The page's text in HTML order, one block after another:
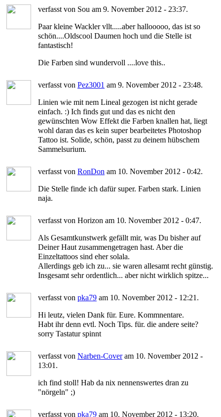
verfasst von Sou am 9. November 2012 - 23:37.
Paar kleine Wackler vllt.....aber hallooooo, das ist so
schön....Oldscool Daumen hoch und die Stelle ist
fantastisch!
Die Farben sind wundervoll ....love this..
verfasst von Pez3001 am 9. November 2012 - 23:48.
Linien wie mit nem Lineal gezogen ist nicht gerade
einfach. :) Ich finds gut und das es nicht den
gewünschten Wow Effekt die Farben knallen hat, liegt
wohl daran das es kein super bearbeitetes Photoshop
Tattoo ist. Solide, schön, passt zu deinem hübschem
Sammelsurium.
verfasst von RonDon am 10. November 2012 - 0:42.
Die Stelle finde ich dafür super. Farben stark. Linien
naja.
verfasst von Horizon am 10. November 2012 - 0:47.
Als Gesamtkunstwerk gefällt mir, was Du bisher auf
Deiner Haut zusammengetragen hast. Aber die
Einzeltattoos sind eher solala.
Allerdings geb ich zu... sie waren allesamt recht günstig.
Insgesamt sehr ordentlich... aber nicht wirklich spitze...
verfasst von pka79 am 10. November 2012 - 12:21.
Hi leutz, vielen Dank für. Eure. Kommnentare.
Habt ihr denn evtl. Noch Tips. für. die andere seite?
sorry Tastatur spinnt
verfasst von Narben-Coveram 10. November 2012 -
13:01.
ich find stoll! Hab da nix nennenswertes dran zu
"nörgeln" ;)
verfasst von pka79 am 10. November 2012 - 13:20.